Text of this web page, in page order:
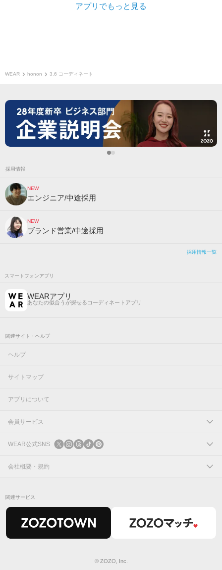
アプリでもっと見る
WEAR honon 3.6 コーディネート
採用情報
NEW
エンジニア/中途採用
NEW
ブランド営業/中途採用
採用情報一覧
スマートフォンアプリ
WEARアプリ
あなたの似合うが探せるコーディネートアプリ
関連サイト・ヘルプ
ヘルプ
サイトマップ
アプリについて
会員サービス
ログイン
新規会員登録
WEAR公式SNS
X
会社概要・規約
関連サービス
© ZOZO, Inc.